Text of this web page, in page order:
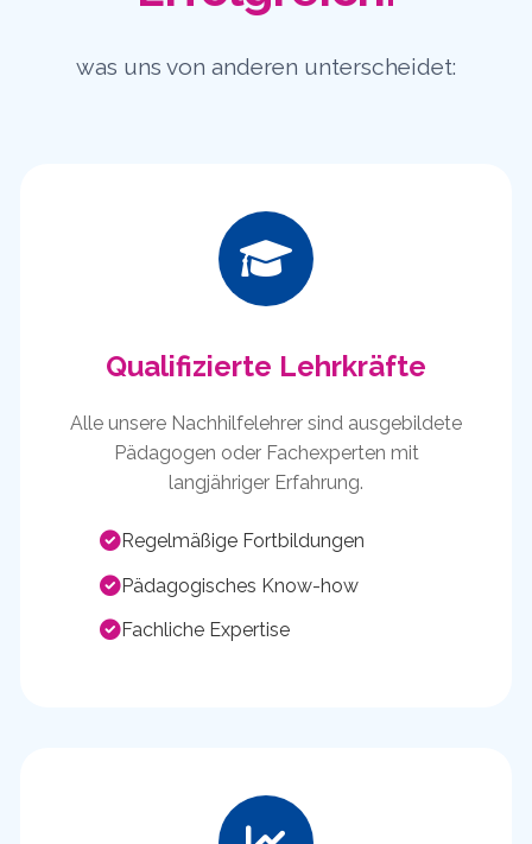
was uns von anderen unterscheidet:
Qualifizierte Lehrkräfte
Alle unsere Nachhilfelehrer sind ausgebildete
Pädagogen oder Fachexperten mit
langjähriger Erfahrung.
Regelmäßige Fortbildungen
Pädagogisches Know-how
Fachliche Expertise